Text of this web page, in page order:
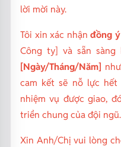
lời mời này.
Tôi xin xác nhậnđồng
Công ty] và sẵn
[Ngày/Tháng/Năm]
cam kết sẽ nỗ lực
nhiệm vụ được giao,
triển chung của đội ngũ.
Xin Anh/Chị vui lòng